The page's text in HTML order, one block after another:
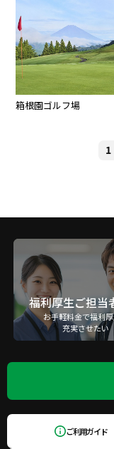
箱根園ゴルフ場
1
福利厚生ご担当
お手軽料金で福利
充実させたい
ご利用ガイド